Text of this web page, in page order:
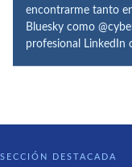
encontrarme tanto
Bluesky como
profesional LinkedIn
SECCIÓN DESTACADA